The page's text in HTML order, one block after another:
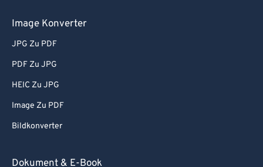
Image Konverter
JPG Zu PDF
PDF Zu JPG
HEIC Zu JPG
Image Zu PDF
Bildkonverter
Dokument & E-Book